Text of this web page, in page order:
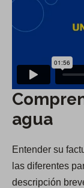
agua
Entender su
las diferentes
descripción